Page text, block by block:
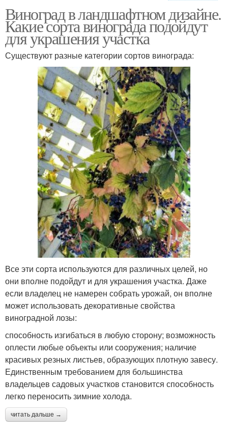
девичьего винограда
Виноград на участке
Виноград по стене
винограда
Изгороди из винограда
Каркас для девичьего
винограда
Изгородь из винограда Виноград на сетке
Дикий виноград Виноград на заборе
Виноград на рабице Виноград в воде
Виноград в земле Виноград на даче
Пятилисточковый
виноград
Виноград в ландшафтном дизайне.
Какие сорта винограда подойдут
для украшения участка
Существуют разные категории сортов винограда:
Все эти сорта используются для различных целей, но
они вполне подойдут и для украшения участка. Даже
если владелец не намерен собрать урожай, он вполне
может использовать декоративные свойства
виноградной лозы:
способность изгибаться в любую сторону; возможность
оплести любые объекты или сооружения; наличие
красивых резных листьев, образующих плотную завесу.
Единственным требованием для большинства
владельцев садовых участков становится способность
легко переносить зимние холода.
читать дальше →